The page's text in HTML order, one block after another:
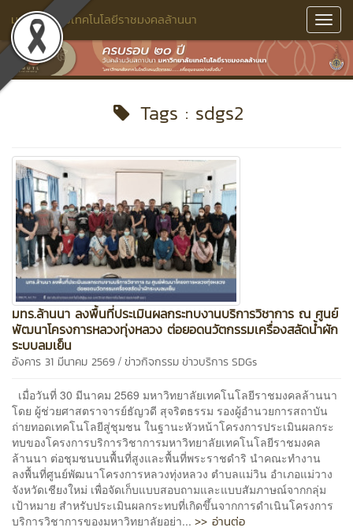
มหาวิทยาลัยเทคโนโลยีราชมงคลล้านนา
Tags : sdgs2
มทร.ล้านนา ลงพื้นที่ประเมินผลกระทบงานบริการวิชาการ ณ ศูนย์
พัฒนาโครงการหลวงทุ่งหลวง ต่อยอดนวัตกรรมเครื่องสลัดน้ำผัก
ระบบลมเย็น
อังคาร 31 มีนาคม 2569 / ข่าวกิจกรรมข่าวบริการSDGs
เมื่อวันที่ 30 มีนาคม 2569 มหาวิทยาลัยเทคโนโลยีราชมงคลล้านนา
โดย ผู้ช่วยศาสตราจารย์ธัญวดี สุจริตธรรม รองผู้อำนวยการสถาบัน
ถ่ายทอดเทคโนโลยีสู่ชุมชน ในฐานะหัวหน้าโครงการประเมินผลกระ
ทบของโครงการบริการวิชาการมหาวิทยาลัยเทคโนโลยีราชมงคล
ล้านนา ต่อชุมชนบนพื้นที่สูงและพื้นที่พระราชดำริ นำคณะทำงาน
ลงพื้นที่ศูนย์พัฒนาโครงการหลวงทุ่งหลวง ตำบลแม่วิน อำเภอแม่วาง
จังหวัดเชียงใหม่ เพื่อจัดเก็บแบบสอบถามและแบบสัมภาษณ์จากกลุ่ม
เป้าหมาย สำหรับประเมินผลกระทบที่เกิดขึ้นจากการดำเนินโครงการ
บริการวิชาการของมหาวิทยาลัยอย่า... >> อ่านต่อ